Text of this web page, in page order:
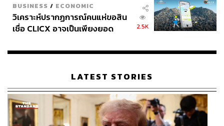
BUSINESS / ECONOMIC
วิเคราะห์ปรากฏการณ์คนแห่ขอสิน
เชื่อ CLICX อาจเป็นเพียงยอด
เรือนไทยที่ถูกซุกไว้
2.5K
LATEST STORIES